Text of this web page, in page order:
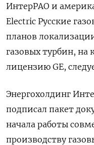
ИнтерРАО и
Electric Русские
планов
газовых турбин, на
лицензию GE,
Энергохолдинг
подписал пакет
начала работы
производству